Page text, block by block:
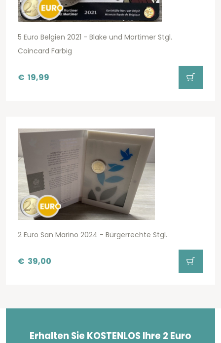
5 Euro Belgien 2021 - Blake und Mortimer Stgl.
Coincard Farbig
€ 19,99
2 Euro San Marino 2024 - Bürgerrechte Stgl.
€ 39,00
Erhalten Sie KOSTENLOS Ihre 2 Euro